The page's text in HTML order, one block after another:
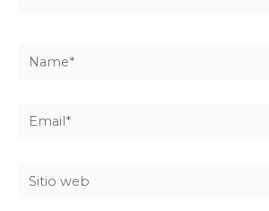
Name*
Email*
Sitio